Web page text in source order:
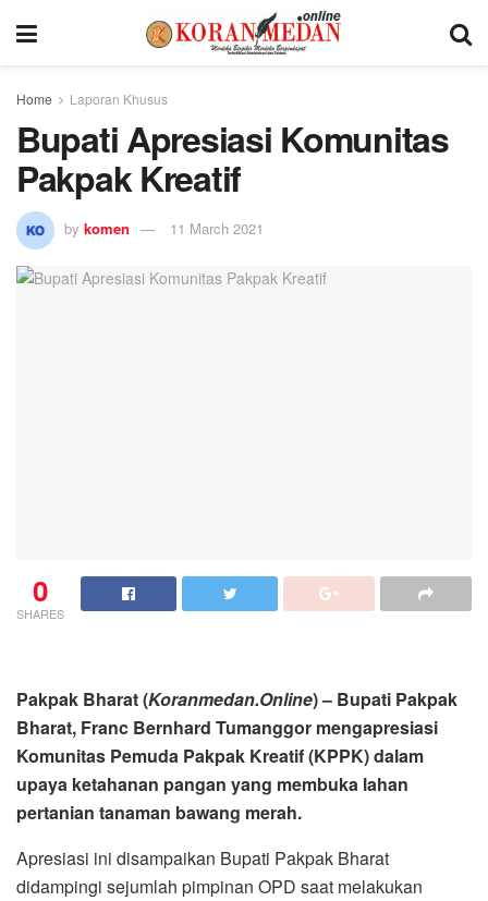
Home Laporan Khusus
Bupati Apresiasi Komunitas
Pakpak Kreatif
by komen 11 March 2021
0
SHARES
Pakpak Bharat (Koranmedan.Online) – Bupati Pakpak
Bharat, Franc Bernhard Tumanggor mengapresiasi
Komunitas Pemuda Pakpak Kreatif (KPPK) dalam
upaya ketahanan pangan yang membuka lahan
pertanian tanaman bawang merah.
Apresiasi ini disampaikan Bupati Pakpak Bharat
didampingi sejumlah pimpinan OPD saat melakukan